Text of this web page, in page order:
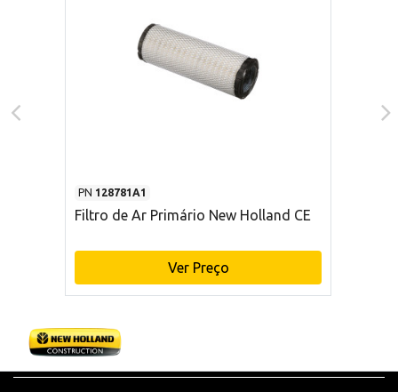
PN 128781A1
Filtro de Ar Primário New Holland CE
Ver Preço